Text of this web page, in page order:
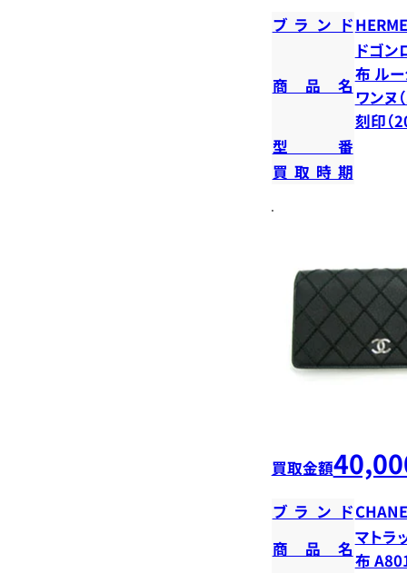
ブランド
商品名
ドゴン
布 ルー
ワンヌ
刻印（
型番
買取時期
買取金額
ブランド
商品名
マトラ
布